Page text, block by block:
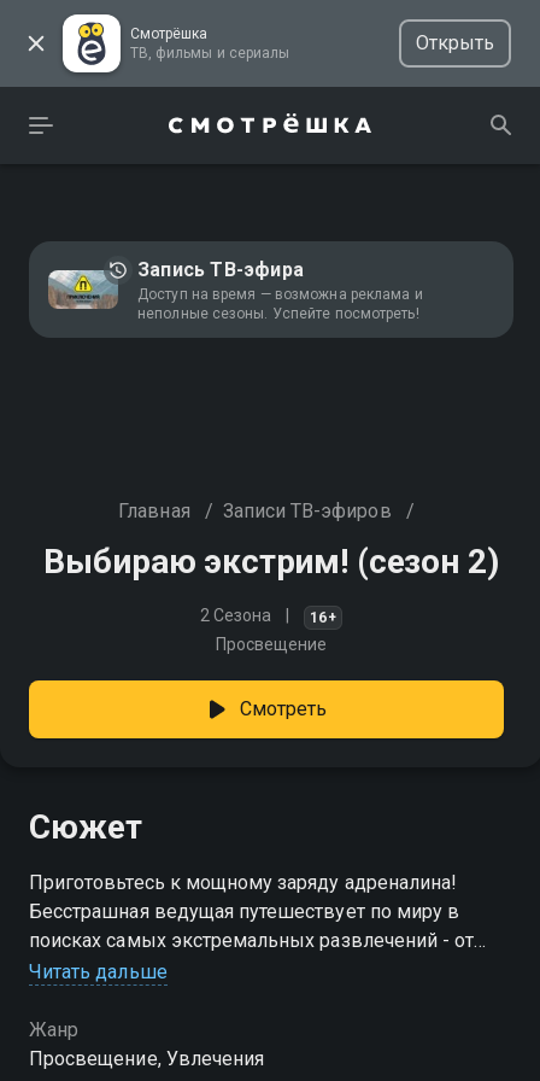
Смотрёшка
ТВ, фильмы и сериалы
Открыть
Запись ТВ-эфира
Доступ на время — возможна реклама и
неполные сезоны. Успейте посмотреть!
Главная / Записи ТВ-эфиров /
Выбираю экстрим! (сезон 2)
2 Сезона 16+
Просвещение
Смотреть
Сюжет
Приготовьтесь к мощному заряду адреналина!
Бесстрашная ведущая путешествует по миру в
поисках самых экстремальных развлечений - от
управления суперкарами и боевыми роботами до
мотоциклах
Читать дальше
Жанр
Просвещение, Увлечения